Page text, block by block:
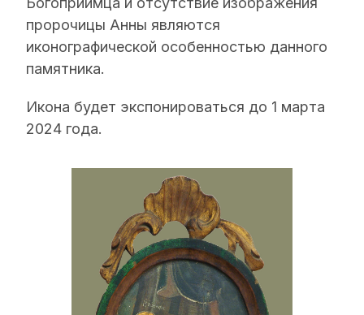
пророчицы Анны являются
иконографической особенностью данного
памятника.
Икона будет экспонироваться до 1 марта
2024 года.